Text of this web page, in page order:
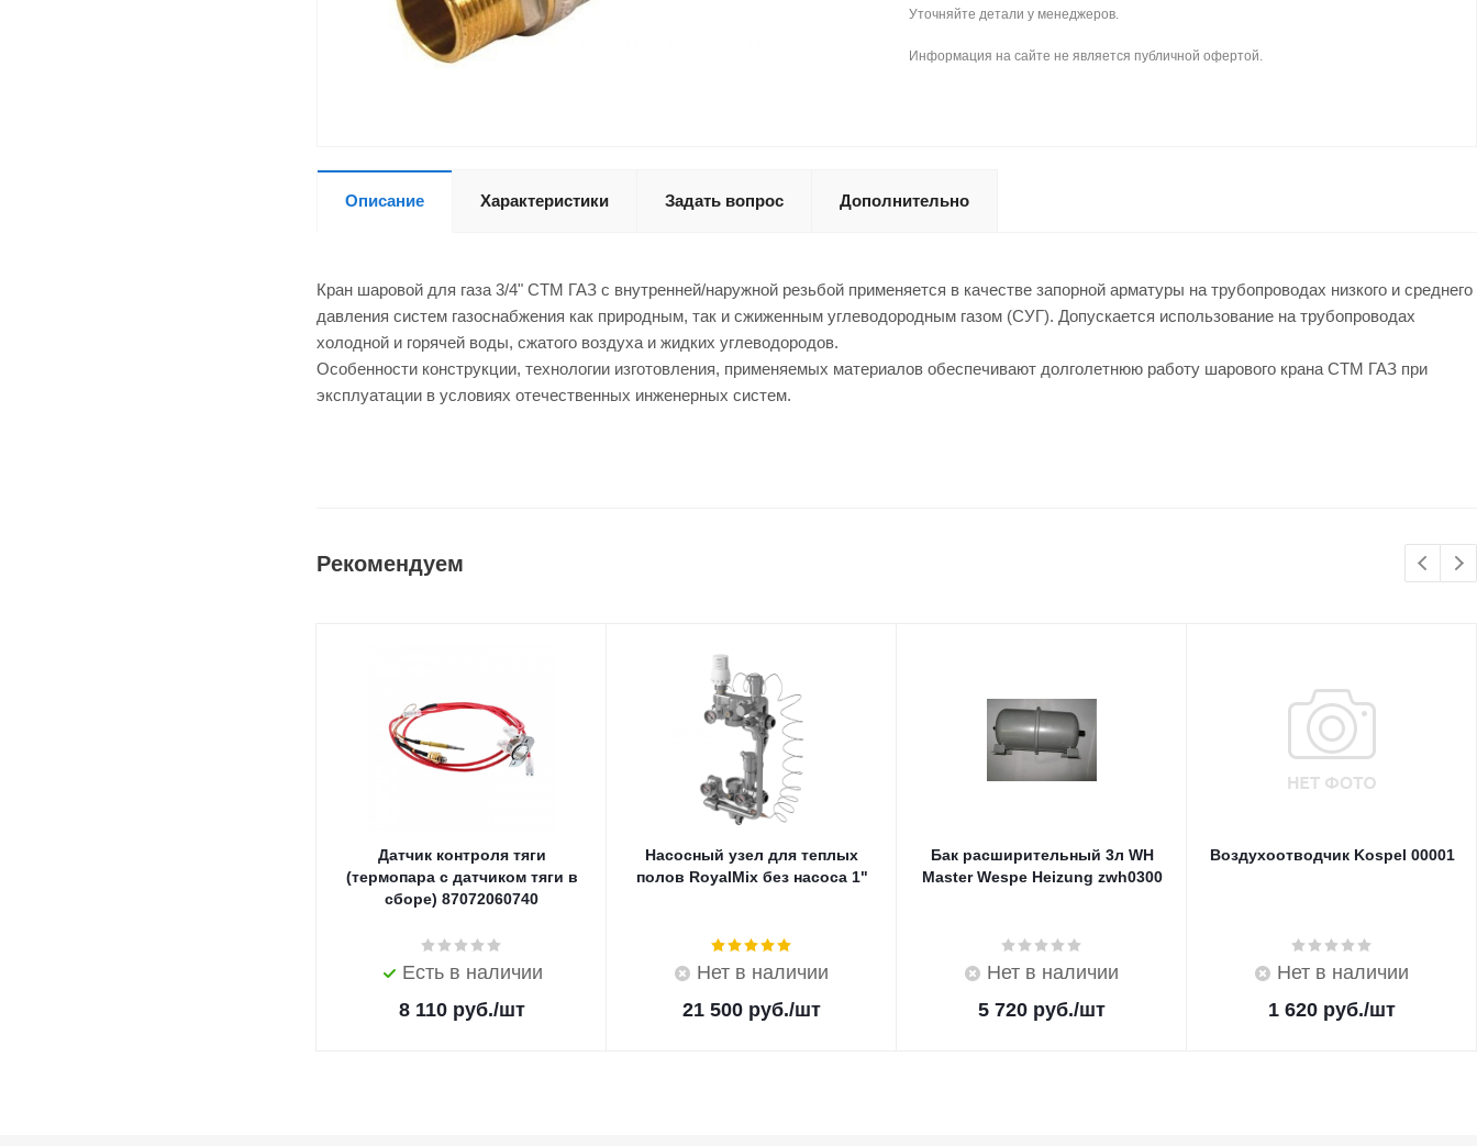
Уточняйте детали у менеджеров.
Информация на сайте не является публичной офертой.
Описание Характеристики Задать вопрос Дополнительно
Кран шаровой для газа 3/4" СТМ ГАЗ с внутренней/наружной резьбой применяется в качестве запорной арматуры на трубопроводах низкого и среднего
давления систем газоснабжения как природным, так и сжиженным углеводородным газом (СУГ). Допускается использование на трубопроводах
холодной и горячей воды, сжатого воздуха и жидких углеводородов.
Особенности конструкции, технологии изготовления, применяемых материалов обеспечивают долголетнюю работу шарового крана СТМ ГАЗ при
эксплуатации в условиях отечественных инженерных систем.
Рекомендуем
Датчик контроля тяги
(термопара с датчиком тяги в
сборе) 87072060740
Есть в наличии
8 110руб./шт
Насосный узел для теплых
полов RoyalMix без насоса 1"
Нет в наличии
21 500 руб./шт
Бак расширительный 3л WH
Master Wespe Heizung zwh0300
Нет в наличии
5 720 руб./шт
Воздухоотводчик Kospel 00001
Нет в наличии
1 620 руб./шт